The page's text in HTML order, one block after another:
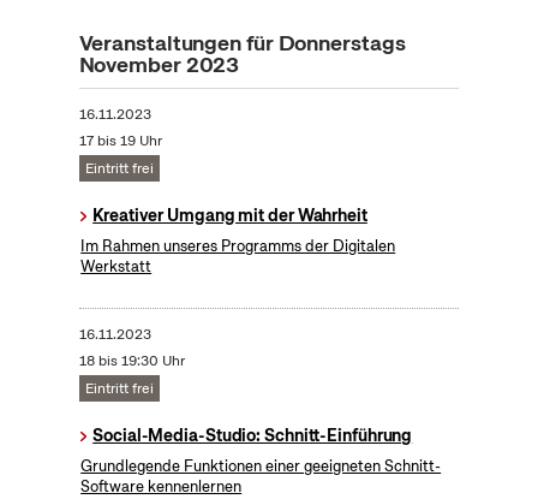
Veranstaltungen für Donnerstags
November 2023
16.11.2023
17 bis 19 Uhr
Eintritt frei
Kreativer Umgang mit der Wahrheit
Im Rahmen unseres Programms der Digitalen
Werkstatt
16.11.2023
18 bis 19:30 Uhr
Eintritt frei
Social-Media-Studio: Schnitt-Einführung
Grundlegende Funktionen einer geeigneten Schnitt-
Software kennenlernen